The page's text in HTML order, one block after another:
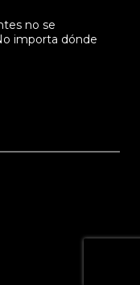
no se
importa dónde